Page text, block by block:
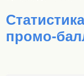
промо-